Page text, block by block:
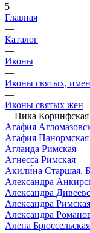
5
Главная
—
Каталог
—
Иконы
—
Иконы святых,
—
Иконы святых жен
—Ника Коринфская
Агафия
Агафия
Аглаида Римская
Агнесса Римская
Акили́на Старшая,
Александра
Александра
Александра Римская
Александра
Алена